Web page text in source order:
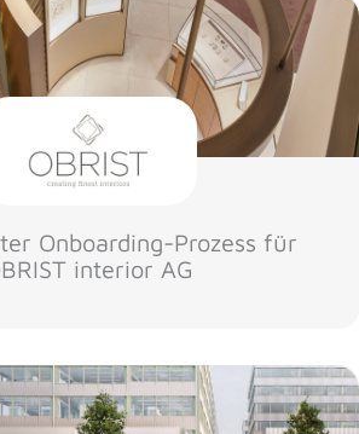
Onboarding-Prozess für
interior AG